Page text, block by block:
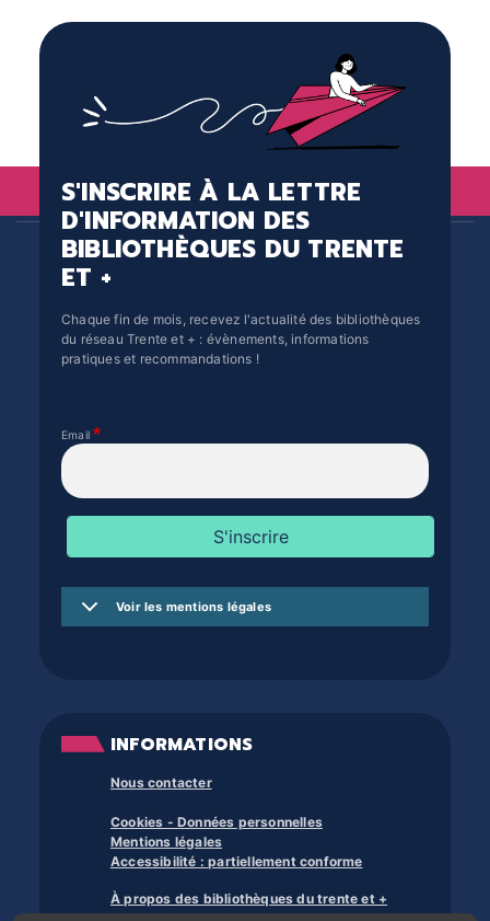
S'INSCRIRE À LA LETTRE
D'INFORMATION DES
BIBLIOTHÈQUES DU TRENTE
ET +
Chaque fin de mois, recevez l'actualité des bibliothèques
du réseau Trente et + : évènements, informations
pratiques et recommandations !
Email
Voir les mentions légales
INFORMATIONS
Nous contacter
Cookies - Données personnelles
Mentions légales
Accessibilité : partiellement conforme
À propos des bibliothèques du trente et +